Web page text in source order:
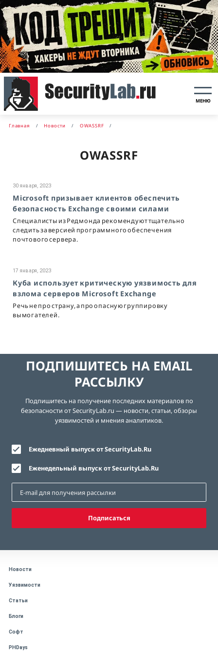
МЕНЮ
Главная Новости OWASSRF
OWASSRF
30 января, 2023
Microsoft призывает клиентов обеспечить
безопасность Exchange своими силами
Специалисты из Редмонда рекомендуют тщательно
следить за версией программного обеспечения
почтового сервера.
17 января, 2023
Куба использует критическую уязвимость для
взлома серверов Microsoft Exchange
Речь не про страну, а про опасную группировку
вымогателей.
ПОДПИШИТЕСЬ НА EMAIL
РАССЫЛКУ
Подпишитесь на получение последних материалов по
безопасности от SecurityLab.ru — новости, статьи, обзоры
уязвимостей и мнения аналитиков.
Ежедневный выпуск от SecurityLab.Ru
Еженедельный выпуск от SecurityLab.Ru
Подписаться
Новости
Уязвимости
Статьи
Блоги
Софт
PHDays